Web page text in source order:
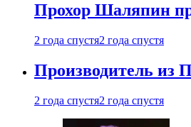
Прохор Шаляпин
2 года спустя2 года спустя
Производитель из
2 года спустя2 года спустя